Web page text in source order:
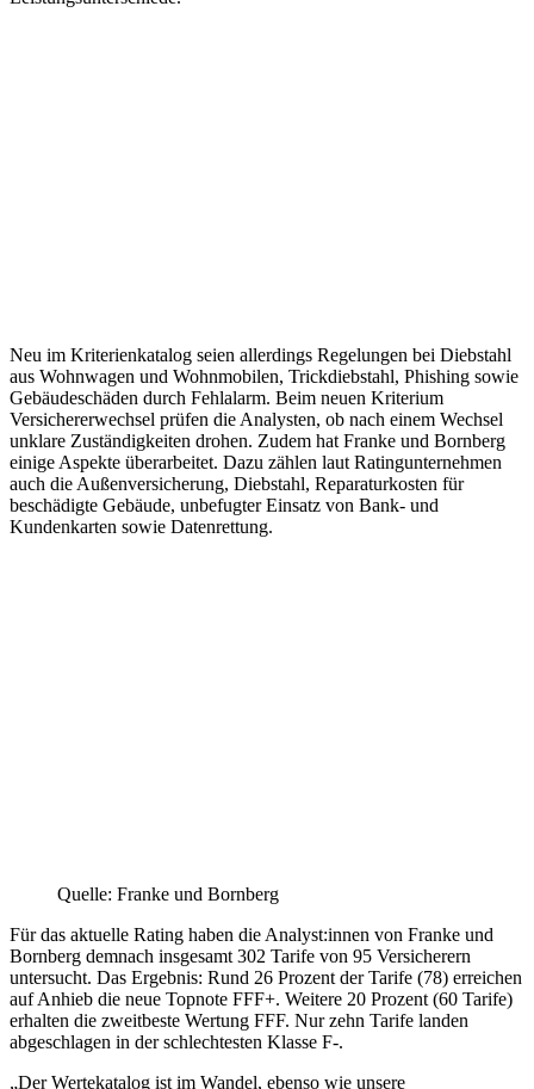
Neu im Kriterienkatalog seien allerdings Regelungen bei Diebstahl
aus Wohnwagen und Wohnmobilen, Trickdiebstahl, Phishing sowie
Gebäudeschäden durch Fehlalarm. Beim neuen Kriterium
Versichererwechsel prüfen die Analysten, ob nach einem Wechsel
unklare Zuständigkeiten drohen. Zudem hat Franke und Bornberg
einige Aspekte überarbeitet. Dazu zählen laut Ratingunternehmen
auch die Außenversicherung, Diebstahl, Reparaturkosten für
beschädigte Gebäude, unbefugter Einsatz von Bank- und
Kundenkarten sowie Datenrettung.
Quelle: Franke und Bornberg
Für das aktuelle Rating haben die Analyst:innen von Franke und
Bornberg demnach insgesamt 302 Tarife von 95 Versicherern
untersucht. Das Ergebnis: Rund 26 Prozent der Tarife (78) erreichen
auf Anhieb die neue Topnote FFF+. Weitere 20 Prozent (60 Tarife)
erhalten die zweitbeste Wertung FFF. Nur zehn Tarife landen
abgeschlagen in der schlechtesten Klasse F-.
„Der Wertekatalog ist im Wandel, ebenso wie unsere